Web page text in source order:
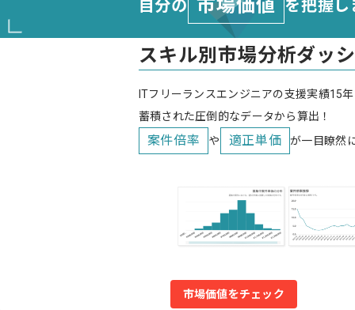
自分の 市場価値 を把握
スキル別市場分析ダッ
ITフリーランスエンジニアの支援実績15
蓄積された圧倒的なデータから算出！
案件倍率 や 適正単価 が一目瞭然
市場価値をチェック